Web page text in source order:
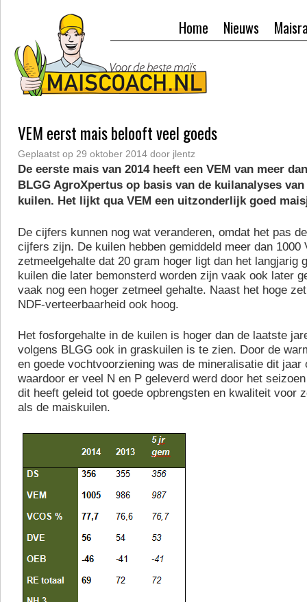
Nieuws
Home
VEM eerst mais belooft veel goeds
Geplaatst op 29 oktober 2014 door jlentz
De eerste mais van 2014 heeft een VEM van meer
BLGG AgroXpertus op basis van de kuilanalyses van
kuilen. Het lijkt qua VEM een uitzonderlijk goed
De cijfers kunnen nog wat veranderen, omdat het pas
cijfers zijn. De kuilen hebben gemiddeld meer dan 1000
zetmeelgehalte dat 20 gram hoger ligt dan het langjarig
kuilen die later bemonsterd worden zijn vaak ook later
vaak nog een hoger zetmeel gehalte. Naast het hoge
NDF-verteerbaarheid ook hoog.
Het fosforgehalte in de kuilen is hoger dan de laatste
volgens BLGG ook in graskuilen is te zien. Door de
en goede vochtvoorziening was de mineralisatie dit jaar
waardoor er veel N en P geleverd werd door het
dit heeft geleid tot goede opbrengsten en kwaliteit voor
als de maiskuilen.